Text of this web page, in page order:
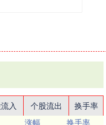
入 个股流出
换手率
涨幅
换手率